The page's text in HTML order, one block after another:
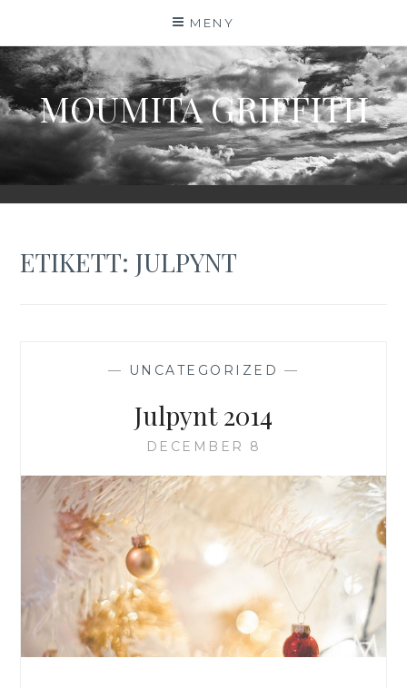
innehåll
MENY
MOUMITA GRIFFITH
ETIKETT:JULPYNT
— UNCATEGORIZED —
Julpynt 2014
DECEMBER 8